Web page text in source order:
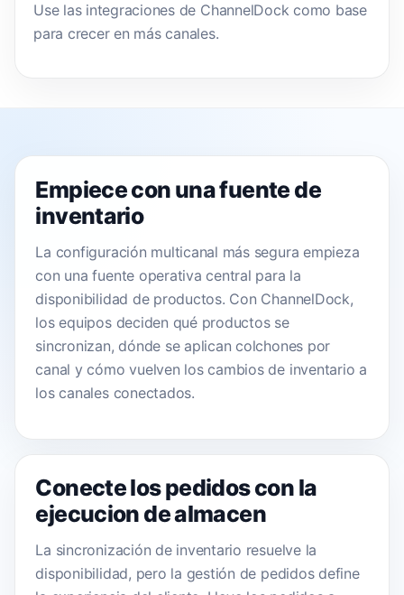
Use las integraciones de ChannelDock como base
para crecer en más canales.
Empiece con una fuente de
inventario
La configuración multicanal más segura empieza
con una fuente operativa central para la
disponibilidad de productos. Con ChannelDock,
los equipos deciden qué productos se
sincronizan, dónde se aplican colchones por
canal y cómo vuelven los cambios de inventario a
los canales conectados.
Conecte los pedidos con la
ejecucion de almacen
La sincronización de inventario resuelve la
disponibilidad, pero la gestión de pedidos define